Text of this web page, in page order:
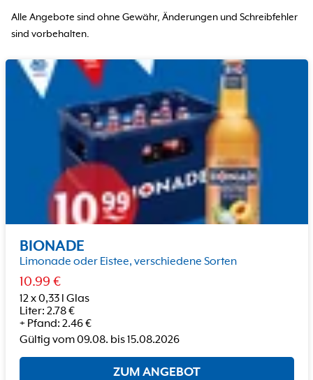
Alle Angebote sind ohne Gewähr, Änderungen und Schreibfehler
sind vorbehalten.
BIONADE
Limonade oder Eistee, verschiedene Sorten
10.99 €
12 x 0,33 l Glas
Liter: 2.78€
+ Pfand: 2.46€
Gültig vom09.08. bis15.08.2026
ZUM ANGEBOT